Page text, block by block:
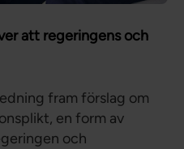
att regeringens och
fram förslag om
en form av
och